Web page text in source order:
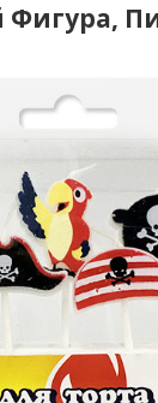
Фигура,